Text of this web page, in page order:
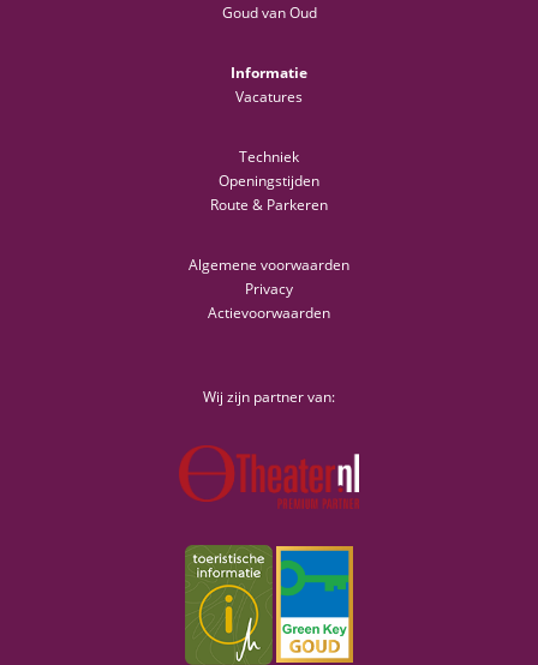
Goud van Oud
Informatie
Vacatures
Techniek
Openingstijden
Route & Parkeren
Algemene voorwaarden
Privacy
Actievoorwaarden
Wij zijn partner van: